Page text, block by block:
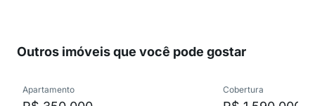
Outros imóveis que você pode gostar
Apartamento Cobertura